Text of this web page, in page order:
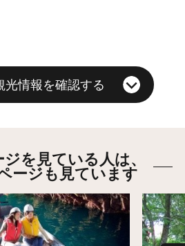
光情報を確認する
を見ている人は、
ージも見ています
詳細は